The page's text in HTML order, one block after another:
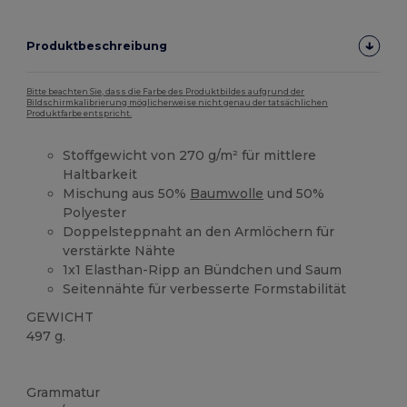
Produktbeschreibung
Bitte beachten Sie, dass die Farbe des Produktbildes aufgrund der
Bildschirmkalibrierung möglicherweise nicht genau der tatsächlichen
Produktfarbe entspricht.
Stoffgewicht von 270 g/m² für mittlere
Haltbarkeit
Mischung aus 50% Baumwolle und 50%
Polyester
Doppelsteppnaht an den Armlöchern für
verstärkte Nähte
1x1 Elasthan-Ripp an Bündchen und Saum
Seitennähte für verbesserte Formstabilität
GEWICHT
497 g.
Grammatur